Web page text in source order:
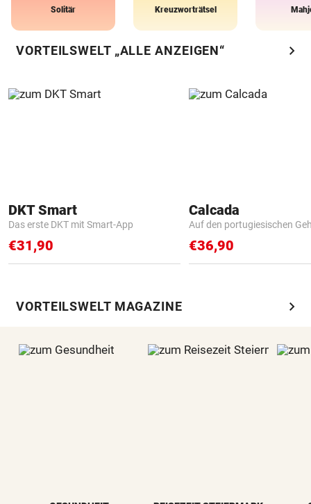
Solitär Kreuzworträtsel
VORTEILSWELT „ALLE ANZEIGEN“ chevron_right
DKT Smart
Das erste DKT mit Smart-App
€31,90
Calcada
Auf den portugiesischen
€36,90
VORTEILSWELT MAGAZINE chevron_right